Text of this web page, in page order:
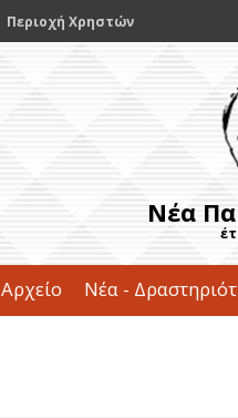
Περιοχή Χρηστών
Νέα
Αρχείο Νέα -